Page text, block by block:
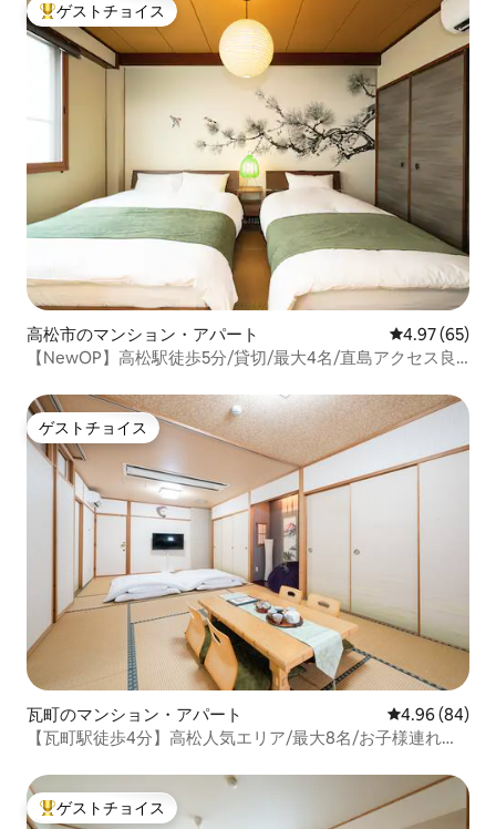
大好評のゲストチョイスです。
ゲストチョイス
高松市のマンション・アパート レビュー65
4.97 (65)
【NewOP】高松駅徒歩5分/貸切/最大4名/直島アクセス良
ゲストチョイス
ゲストチョイス
瓦町のマンション・アパート レビュー84件
4.96 (84)
【瓦町駅徒歩4分】高松人気エリア/最大8名/お子様連れ大
大好評のゲストチョイスです。
ゲストチョイス